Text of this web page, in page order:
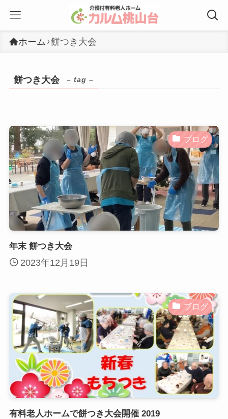
ホーム 餅つき大会
餅つき大会 – tag –
ブログ
年末 餅つき大会
2023年12月19日
ブログ
有料老人ホームで餅つき大会開催 2019